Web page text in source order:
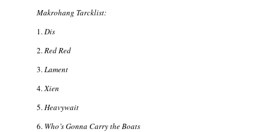
Makrohang Tarcklist:
1.Dis
2.Red Red
3.Lament
4.Xien
5.Heavywait
6. Who’s Gonna Carry the Boats